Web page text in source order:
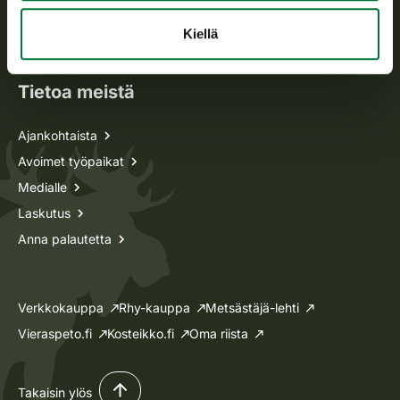
Kiellä
Oma riista -asiat
Tietoa meistä
Ajankohtaista
Avoimet työpaikat
Medialle
Laskutus
Anna palautetta
Verkkokauppa Rhy-kauppa
Metsästäjä-lehti
Vieraspeto.fi
Kosteikko.fi Oma riista
Takaisin ylös